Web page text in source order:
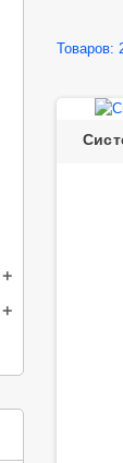
Товаров: